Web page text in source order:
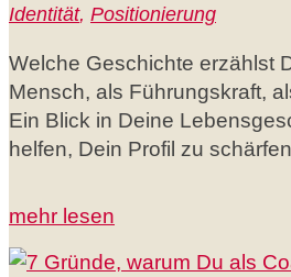
Identität, Positionierung
Welche Geschichte erzählst
Mensch, als Führungskraft,
Ein Blick in Deine
helfen, Dein Profil zu
mehr lesen